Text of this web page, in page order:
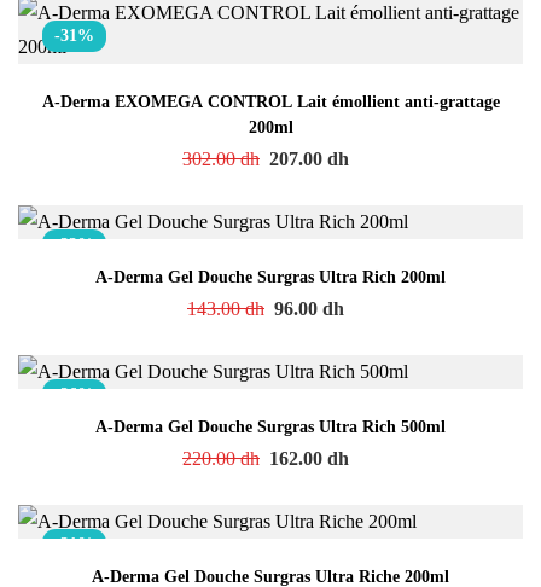
-31%
A-Derma EXOMEGA CONTROL Lait émollient anti-grattage
200ml
302.00dh 207.00 dh
-33%
A-Derma Gel Douche Surgras Ultra Rich 200ml
143.00dh 96.00 dh
-26%
A-Derma Gel Douche Surgras Ultra Rich 500ml
220.00dh 162.00 dh
-31%
A-Derma Gel Douche Surgras Ultra Riche 200ml